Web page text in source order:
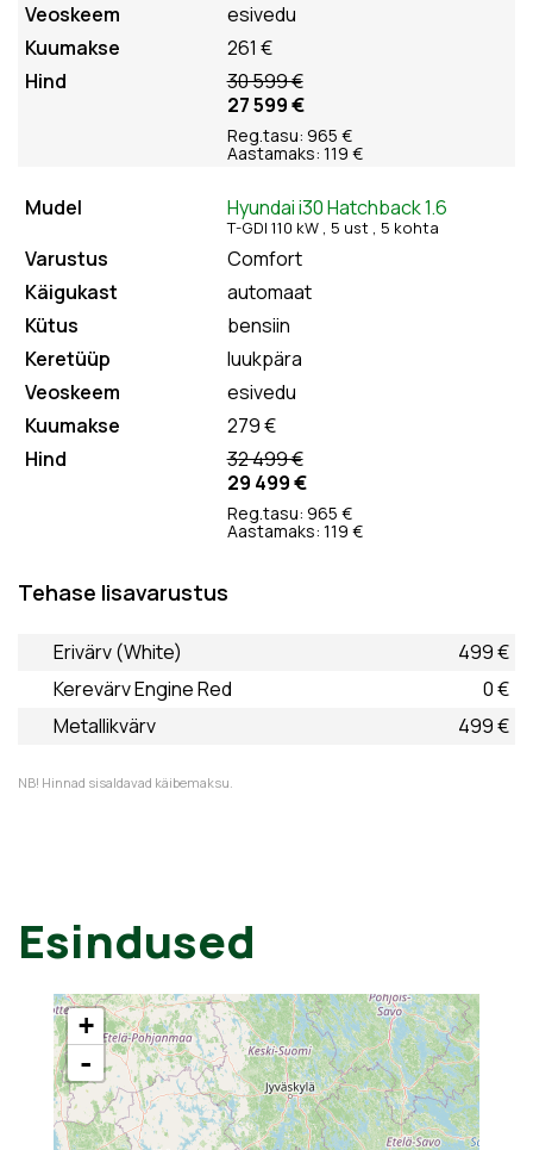
esivedu
261 €
30 599 €
27 599 €
Reg.tasu: 965 €
Aastamaks: 119 €
Hyundai i30 Hatchback 1.6
T-GDI 110 kW , 5 ust, 5 kohta
Comfort
automaat
bensiin
luukpära
esivedu
279 €
32 499 €
29 499 €
Reg.tasu: 965 €
Aastamaks: 119 €
Tehase lisavarustus
Erivärv (White)
499 €
Kerevärv Engine Red
0 €
Metallikvärv
499 €
NB! Hinnad sisaldavad käibemaksu.
Esindused
+
-